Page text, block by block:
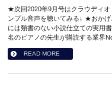
★次回2020年9月号はクラウディ
ンプル音声を聴いてみる↓ ★おか
には類書のない小説仕立ての実用
名のピアノの先生が購読する業界
READ MORE